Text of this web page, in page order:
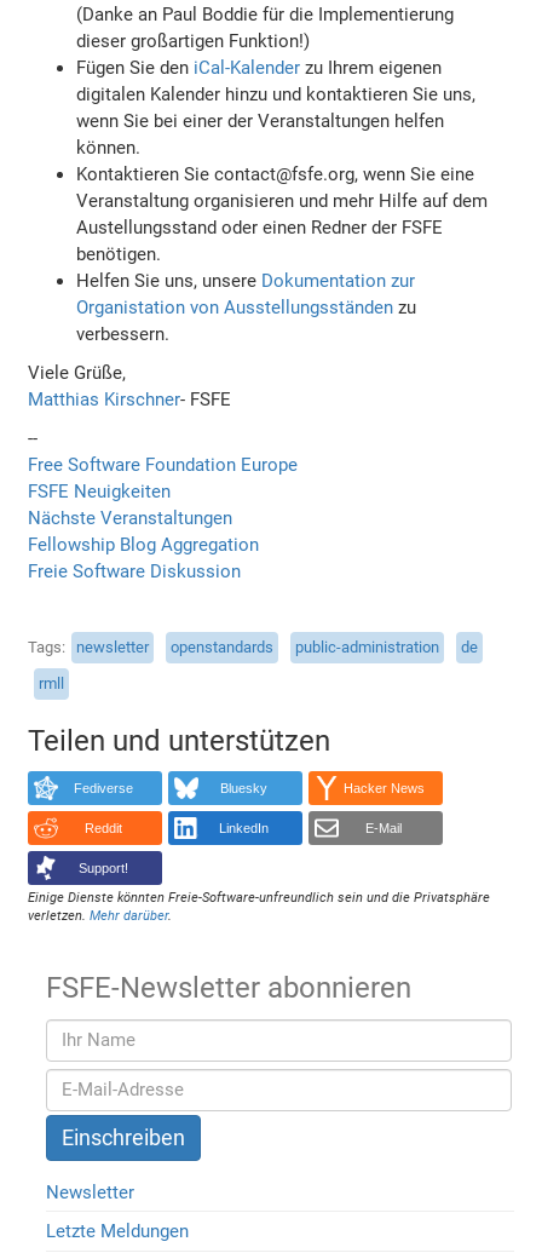
(Danke an Paul Boddie für die Implementierung
dieser großartigen Funktion!)
Fügen Sie den iCal-Kalenderzu Ihrem eigenen
digitalen Kalender hinzu und kontaktieren Sie uns,
wenn Sie bei einer der Veranstaltungen helfen
können.
Kontaktieren Sie contact@fsfe.org, wenn Sie eine
Veranstaltung organisieren und mehr Hilfe auf dem
Austellungsstand oder einen Redner der FSFE
benötigen.
Helfen Sie uns, unsere Dokumentation zur
Organistation von Ausstellungsständen zu
verbessern.
Viele Grüße,
Matthias Kirschner- FSFE
--
Free Software Foundation Europe
FSFE Neuigkeiten
Nächste Veranstaltungen
Fellowship Blog Aggregation
Freie Software Diskussion
Tags newsletter openstandards public-administration
de
rmll
Teilen und unterstützen
Fediverse Bluesky Hacker News
Reddit LinkedIn E-Mail
Support!
Einige Dienste könnten Freie-Software-unfreundlich sein und die Privatsphäre
verletzen.Mehr darüber.
FSFE-Newsletter abonnieren
Newsletter
Letzte Meldungen